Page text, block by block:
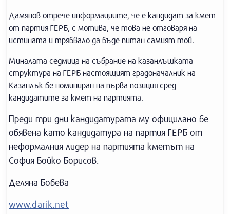
Дамянов отрече информациите, че е кандидат за кмет
от партия ГЕРБ, с мотива, че това не отговаря на
истината и трябвало да бъде питан самият той.
Миналата седмица на събрание на казанлъшката
структура на ГЕРБ настоящият градоначалник на
Казанлък бе номиниран на първа позиция сред
кандидатите за кмет на партията.
Преди три дни кандидатурата му официлано бе
обявена като кандидатура на партия ГЕРБ от
неформалния лидер на партията кметът на
София Бойко Борисов.
Деляна Бобева
www.darik.net